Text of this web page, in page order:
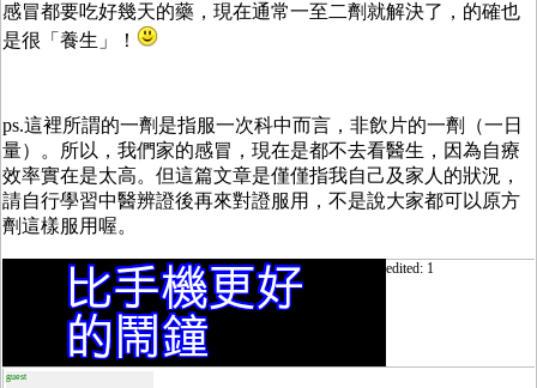
感冒都要吃好幾天的藥，現在通常一至二劑就解決了，的確也
是很「養生」！
ps.這裡所謂的一劑是指服一次科中而言，非飲片的一劑（一日
量）。所以，我們家的感冒，現在是都不去看醫生，因為自療
效率實在是太高。但這篇文章是僅僅指我自己及家人的狀況，
請自行學習中醫辨證後再來對證服用，不是說大家都可以原方
劑這樣服用喔。
edited: 1
guest